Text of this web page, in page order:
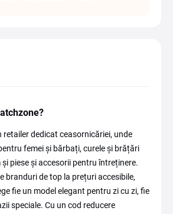
retailer dedicat ceasornicăriei, unde
femei și bărbați, curele și brățări
piese și accesorii pentru întreținere.
branduri de top la prețuri accesibile,
fie un model elegant pentru zi cu zi, fie
speciale. Cu un cod reducere